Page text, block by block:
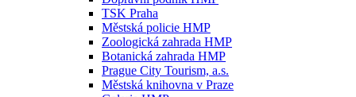
TSK Praha
Městská policie HMP
Zoologická zahrada HMP
Botanická zahrada HMP
Prague City Tourism, a.s.
Městská knihovna v Praze